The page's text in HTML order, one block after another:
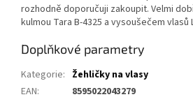
rozhodně doporučuji zakoupit. Velmi
kulmou Tara B-4325 a vysoušečem vlasů
Doplňkové parametry
Kategorie: Žehličky na vlasy
EAN: 8595022043279